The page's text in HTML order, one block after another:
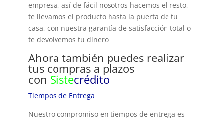
empresa, así de fácil nosotros hacemos el resto,
te llevamos el producto hasta la puerta de tu
casa, con nuestra garantía de satisfacción total o
te devolvemos tu dinero
Ahora también puedes realizar
tus compras a plazos
con Sistecrédito
Tiempos de Entrega
Nuestro compromiso en tiempos de entrega es